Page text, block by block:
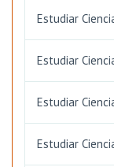
Estudiar
Estudiar
Estudiar
Estudiar